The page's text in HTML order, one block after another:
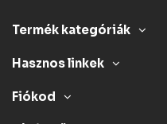
Termék kategóriák
Hasznos linkek
Fiókod